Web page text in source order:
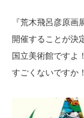
『荒木飛呂彦原
開催することが決
国立美術館ですよ
すごくないですか